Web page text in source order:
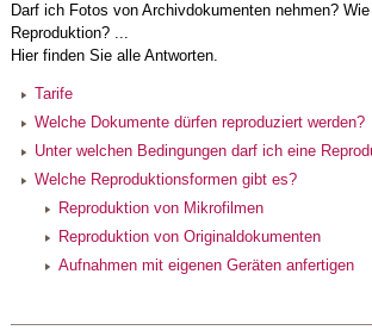
Darf ich Fotos von Archivdokumenten nehmen?
Reproduktion? ...
Hier finden Sie alle Antworten.
Tarife
Welche Dokumente dürfen reproduziert werden?
Unter welchen Bedingungen darf ich eine
Welche Reproduktionsformen gibt es?
Reproduktion von Mikrofilmen
Reproduktion von Originaldokumenten
Aufnahmen mit eigenen Geräten anfertigen